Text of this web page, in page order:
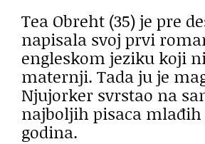
Tea Obreht (35) je pre
napisala svoj prvi
engleskom jeziku koji
maternji. Tada ju je
Njujorker svrstao na
najboljih pisaca mlađih
godina.